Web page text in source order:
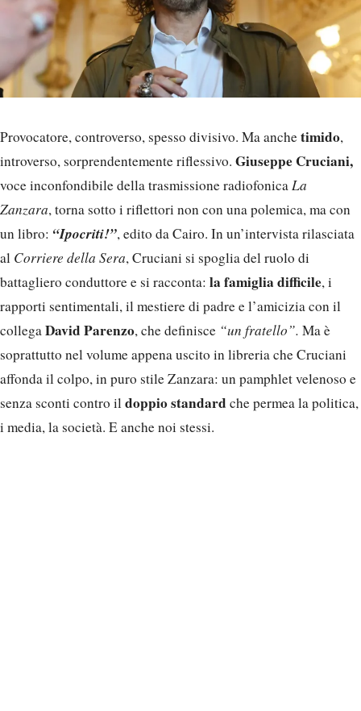
Provocatore, controverso, spesso divisivo. Ma anchetimido,
introverso, sorprendentemente riflessivo. Giuseppe Cruciani,
voce inconfondibile della trasmissione radiofonicaLa
Zanzara, torna sotto i riflettori non con una polemica, ma con
un libro: “Ipocriti!”, edito da Cairo. In un’intervista rilasciata
al Corriere della Sera, Cruciani si spoglia del ruolo di
battagliero conduttore e si racconta: la famiglia difficile, i
rapporti sentimentali, il mestiere di padre e l’amicizia con il
collegaDavid Parenzo, che definisce “un fratello”. Ma è
soprattutto nel volume appena uscito in libreria che Cruciani
affonda il colpo, in puro stile Zanzara: un pamphlet velenoso e
senza sconti contro ildoppio standard che permea la politica,
i media, la società. E anche noi stessi.